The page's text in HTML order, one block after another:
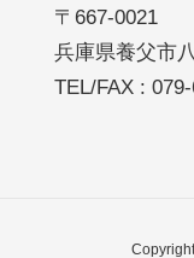
〒667-0021
兵庫県養父市
TEL/FAX :